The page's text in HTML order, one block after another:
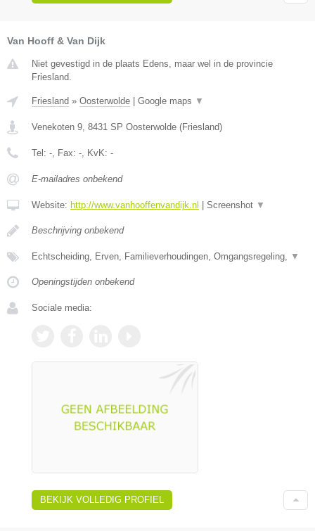
Van Hooff & Van Dijk
Niet gevestigd in de plaats Edens, maar wel in de provincie
Friesland.
Friesland » Oosterwolde Google maps ▼
Venekoten 9, 8431 SP Oosterwolde (Friesland)
Tel: -, Fax: -, KvK: -
E-mailadres onbekend
Website: http://www.vanhooffenvandijk.nl Screenshot ▼
Beschrijving onbekend
Echtscheiding, Erven, Familieverhoudingen, Omgangsregeling, ▼
Openingstijden onbekend
Sociale media:
BEKIJK VOLLEDIG PROFIEL